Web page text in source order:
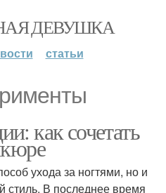
ДЕВУШКА
статьи
как сочетать
ухода за ногтями, но и
стиль. В последнее время